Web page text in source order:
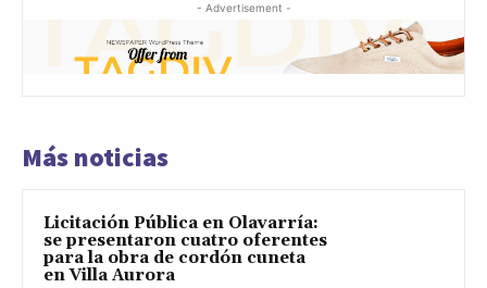
- Advertisement -
Más noticias
Licitación Pública en Olavarría:
se presentaron cuatro oferentes
para la obra de cordón cuneta
en Villa Aurora